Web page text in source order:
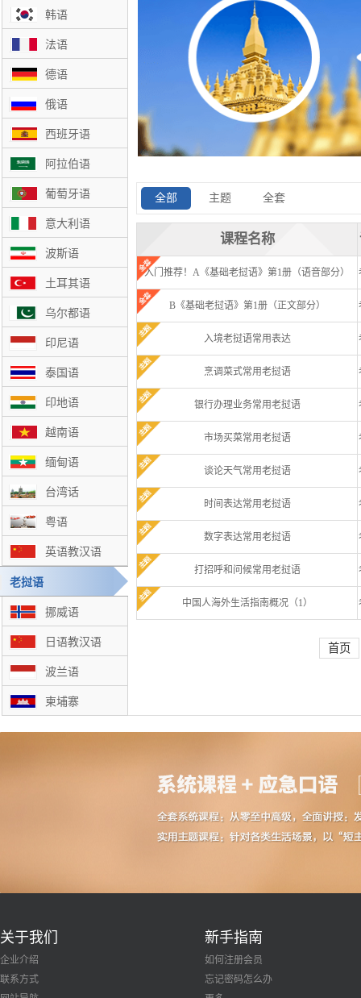
韩语
法语
德语
俄语
西班牙语
阿拉伯语
葡萄牙语
意大利语
波斯语
土耳其语
乌尔都语
印尼语
泰国语
印地语
越南语
缅甸语
台湾话
粤语
英语教汉语
老挝语
挪威语
日语教汉语
波兰语
柬埔寨
全部 主题 全套
课程名称
入门推荐！A《基础老挝语》第1册（语音部分）
B《基础老挝语》第1册（正文部分）
入境老挝语常用表达
烹调菜式常用老挝语
银行办理业务常用老挝语
市场买菜常用老挝语
谈论天气常用老挝语
时间表达常用老挝语
数字表达常用老挝语
打招呼和问候常用老挝语
中国人海外生活指南概况（1）
首页
关于我们
企业介绍
联系方式
新手指南
如何注册会员
忘记密码怎么办